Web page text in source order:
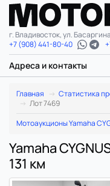
г. Владивосток, ул.
+7 (908) 441-80-40
Адреса и контакты
Главная Статистика
Лот 7469
Мотоаукционы Yamaha
Yamaha
131 км